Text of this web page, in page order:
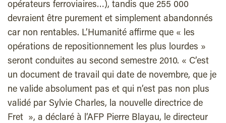
opérateurs ferroviaires…), tandis que 255 000
devraient être purement et simplement abandonnés
car non rentables. L’Humanité affirme que « les
opérations de repositionnement les plus lourdes »
seront conduites au second semestre 2010. « C’est
un document de travail qui date de novembre, que je
ne valide absolument pas et qui n’est pas non plus
validé par Sylvie Charles, la nouvelle directrice de
Fret », a déclaré à l’AFP Pierre Blayau, le directeur